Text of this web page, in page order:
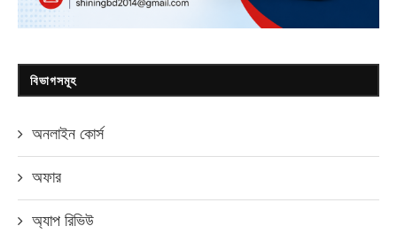
বিভাগসমূহ
অনলাইন কোর্স
অফার
অ্যাপ রিভিউ